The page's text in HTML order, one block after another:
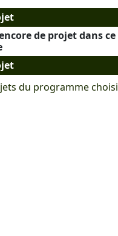
du programme choisi
de projet dans ce